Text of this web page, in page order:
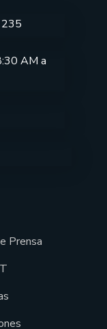
235
AM a
Prensa